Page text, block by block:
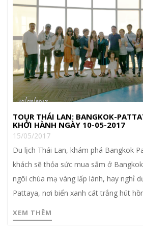
TOUR THÁI LAN: BANGKOK-
KHỞI HÀNH NGÀY 10-05-2017
15/05/2017
Du lịch Thái Lan, khám phá Bangkok
khách sẽ thỏa sức mua sắm ở
ngôi chùa mạ vàng lấp lánh, hay nghỉ
Pattaya, nơi biển xanh cát trắng hút
XEM THÊM